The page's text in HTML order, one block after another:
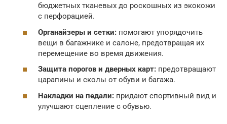
бюджетных тканевых до роскошных из экокожи
с перфорацией.
Органайзеры и сетки: помогают упорядочить
вещи в багажнике и салоне, предотвращая их
перемещение во время движения.
Защита порогов и дверных карт: предотвращают
царапины и сколы от обуви и багажа.
Накладки на педали: придают спортивный вид и
улучшают сцепление с обувью.